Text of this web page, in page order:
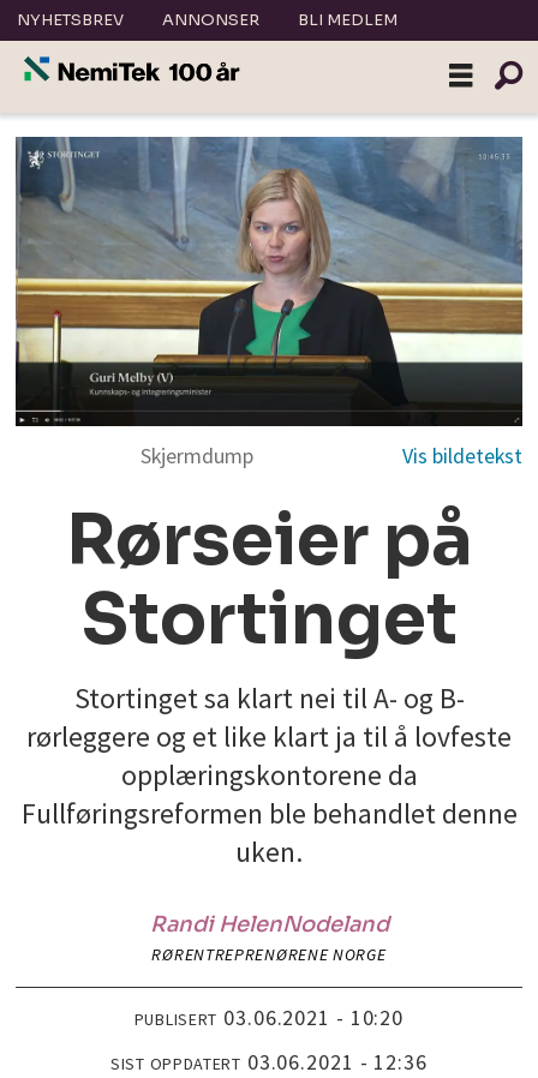
NYHETSBREV ANNONSER BLI MEDLEM
Skjermdump
Rørseier på
Stortinget
Stortinget sa klart nei til A- og B-
rørleggere og et like klart ja til å lovfeste
opplæringskontorene da
Fullføringsreformen ble behandlet denne
uken.
Randi HelenNodeland
RØRENTREPRENØRENE NORGE
PUBLISERT 03.06.2021 - 10:20
SIST OPPDATERT 03.06.2021 - 12:36